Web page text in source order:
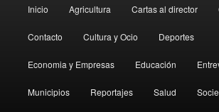
principal
Inicio Agricultura Cartas al director
Contacto Cultura y Ocio Deportes
Economia y Empresas Educación
Municipios Reportajes Salud